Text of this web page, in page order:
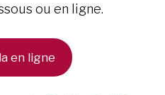
ou en ligne.
en ligne